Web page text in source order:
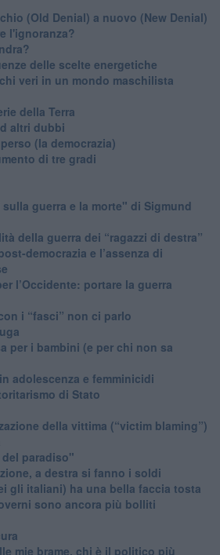
(Old Denial) a nuovo (New Denial)
l'ignoranza?
delle scelte energetiche
veri in un mondo maschilista
della Terra
altri dubbi
(la democrazia)
di tre gradi
guerra e la morte" di Sigmund
della guerra dei “ragazzi di destra”
democrazia e l’assenza di
l’Occidente: portare la guerra
i “fasci” non ci parlo
per i bambini (e per chi non sa
adolescenza e femminicidi
di Stato
della vittima (“victim blaming”)
paradiso"
a destra si fanno i soldi
gli italiani) ha una bella faccia tosta
sono ancora più bolliti
mie brame, chi è il politico più